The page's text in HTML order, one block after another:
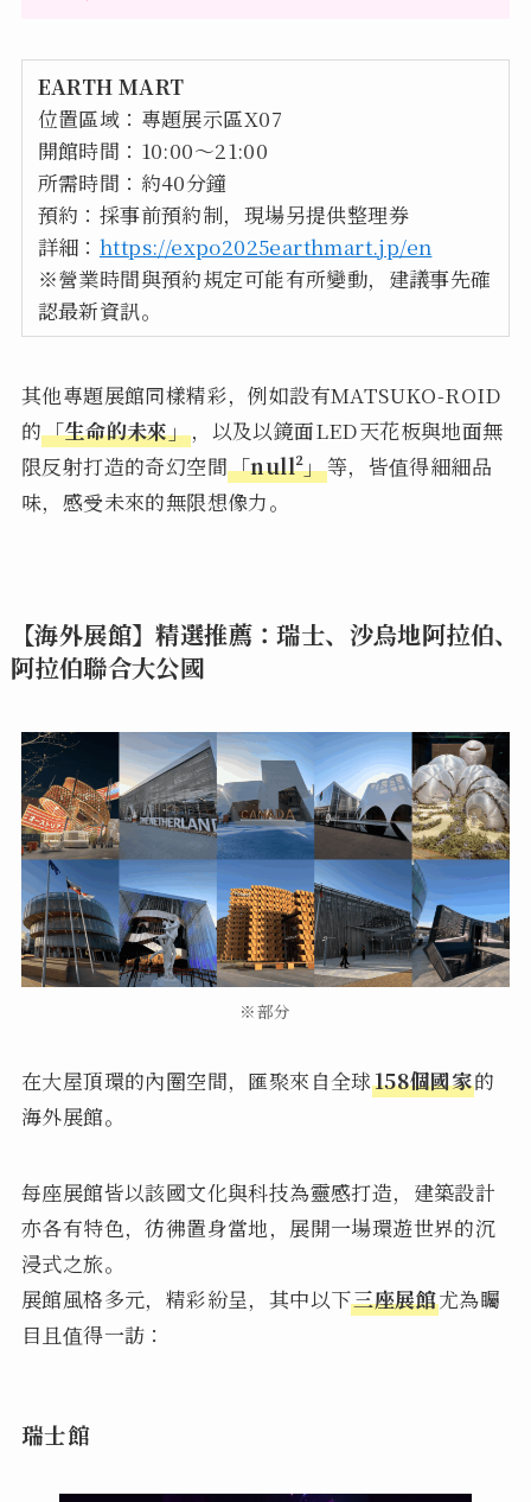
EARTH MART
位置區域：專題展示區X07
開館時間：10:00～21:00
所需時間：約40分鐘
預約：採事前預約制，現場另提供整理券
詳細： https://expo2025earthmart.jp/en
※營業時間與預約規定可能有所變動，建議事先確
認最新資訊。
其他專題展館同樣精彩，例如設有MATSUKO-ROID
的「生命的未來」，以及以鏡面LED天花板與地面無
限反射打造的奇幻空間「null²」等，皆值得細細品
味，感受未來的無限想像力。
【海外展館】精選推薦：瑞士、沙烏地阿拉伯、
阿拉伯聯合大公國
※部分
在大屋頂環的內圈空間，匯聚來自全球158個國家的
海外展館。
每座展館皆以該國文化與科技為靈感打造，建築設計
亦各有特色，彷彿置身當地，展開一場環遊世界的沉
浸式之旅。
展館風格多元，精彩紛呈，其中以下三座展館尤為矚
目且值得一訪：
瑞士館